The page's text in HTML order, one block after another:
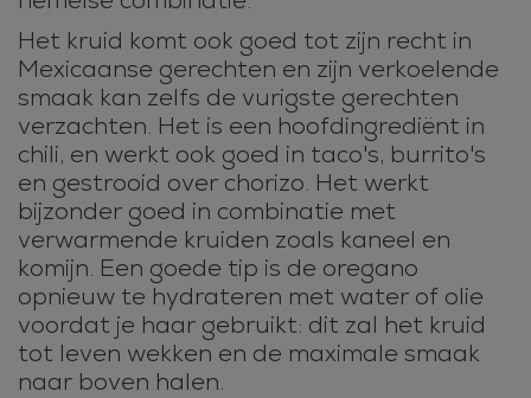
Het kruid komt ook goed tot zijn recht in
Mexicaanse gerechten en zijn verkoelende
smaak kan zelfs de vurigste gerechten
verzachten. Het is een hoofdingrediënt in
chili, en werkt ook goed in taco's, burrito's
en gestrooid over chorizo. Het werkt
bijzonder goed in combinatie met
verwarmende kruiden zoals kaneel en
komijn. Een goede tip is de oregano
opnieuw te hydrateren met water of olie
voordat je haar gebruikt: dit zal het kruid
tot leven wekken en de maximale smaak
naar boven halen.